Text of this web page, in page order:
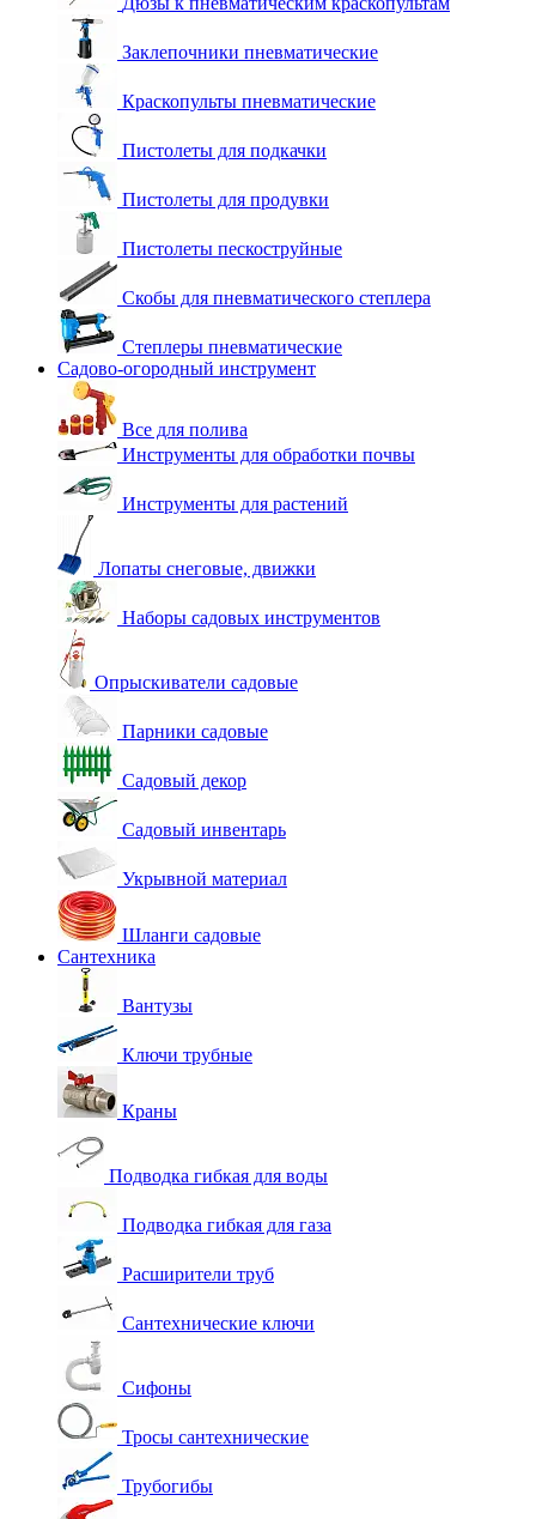
Заклепочники пневматические
Краскопульты пневматические
Пистолеты для подкачки
Пистолеты для продувки
Пистолеты пескоструйные
Скобы для пневматического степлера
Степлеры пневматические
Садово-огородный инструмент
Все для полива
Инструменты для обработки почвы
Инструменты для растений
Лопаты снеговые, движки
Наборы садовых инструментов
Опрыскиватели садовые
Парники садовые
Садовый декор
Садовый инвентарь
Укрывной материал
Шланги садовые
Сантехника
Вантузы
Ключи трубные
Краны
Подводка гибкая для воды
Подводка гибкая для газа
Расширители труб
Сантехнические ключи
Сифоны
Тросы сантехнические
Трубогибы